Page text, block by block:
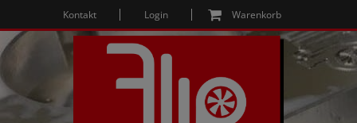
Kontakt Login Warenkorb